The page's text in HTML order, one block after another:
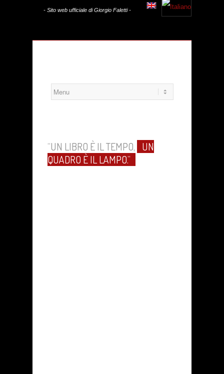
- Sito web ufficiale di Giorgio Faletti -
“UN LIBRO È IL TEMPO,
UN
QUADRO È IL LAMPO.”